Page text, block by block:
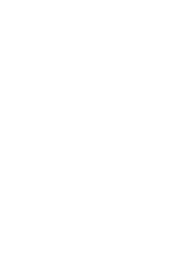
Nazionale SPAO, in
ad essere compatibili
politiche attive per
fornite dalla
della Coronavirus
agevolata di questi
parte di associazioni dei
comparativamente più